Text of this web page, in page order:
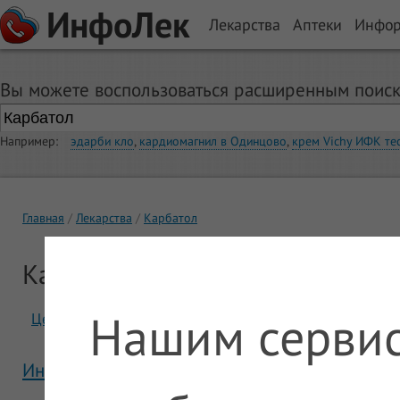
ИнфоЛек Лекарства Аптеки
Вы можете воспользоваться расширенным
Например: эдарби кло, кардиомагнил в Одинцово, крем Vichy ИФК
Главная Лекарства Карбатол
Карбатол
Цены Отзывы
Инструкция Карбатол
Нашим